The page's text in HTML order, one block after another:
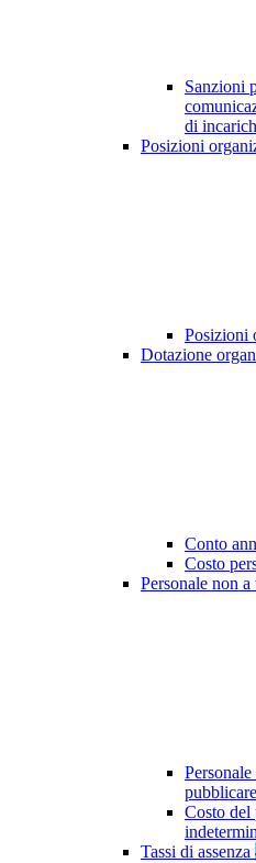
Sanzioni
di
Posizioni
Posizioni
Dotazione
Conto
Costo
Personale non
Costo del
Tassi di assenza